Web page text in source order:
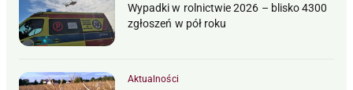
Wypadki w rolnictwie 2026 – blisko 4300
zgłoszeń w pół roku
Aktualności